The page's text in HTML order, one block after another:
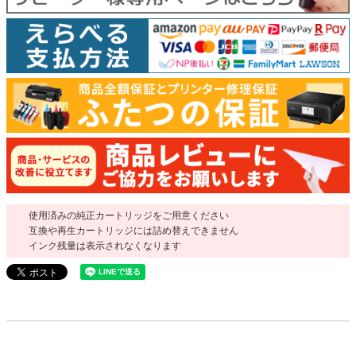
使用済みの純正カートリッジをご用意ください
互換や再生カートリッジには詰め替えできません
インク残量は表示されなくなります